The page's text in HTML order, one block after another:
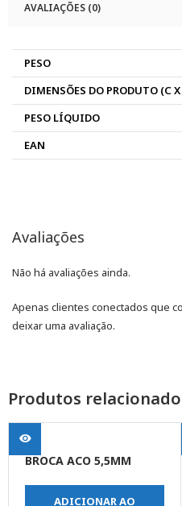
AVALIAÇÕES (0)
PESO
DIMENSÕES DO PRODUTO (C
PESO LÍQUIDO
EAN
Avaliações
Não há avaliações ainda.
Apenas clientes conectados que
deixar uma avaliação.
Produtos
BROCA ACO 5,5MM
ADICIONAR AO